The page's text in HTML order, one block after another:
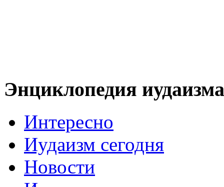
Энциклопедия иудаизма
Интересно
Иудаизм сегодня
Новости